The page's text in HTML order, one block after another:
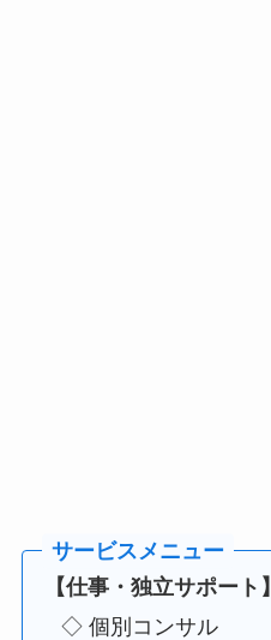
【仕事・独立サポート】
◇ 個別コンサル